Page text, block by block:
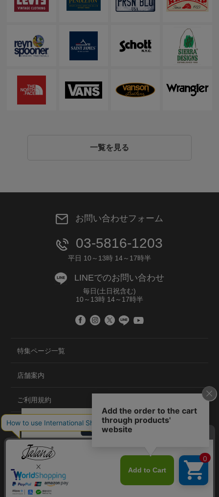
一覧を見る
お問い合わせフォーム
03-5816-1203
平日 10～13時 14～17時半
LINEでのお問い合わせ
毎日(土日祝含む)
10～13時 14～17時半
特集ページ一覧
店舗案内
ご利用規約
プライバシーポリシー
特定商取引法について
会社概要